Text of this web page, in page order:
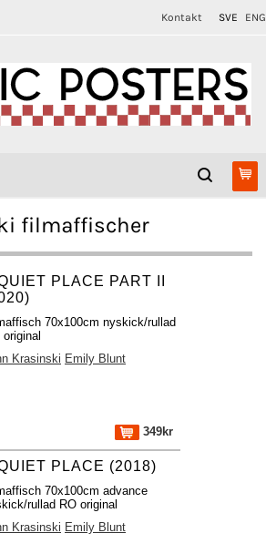
Kontakt SVE ENG
filmaffischer
PLACE PART II
70x100cm nyskick/rullad
original
Krasinski Emily Blunt
349kr
PLACE (2018)
70x100cm advance
rullad RO original
Krasinski Emily Blunt